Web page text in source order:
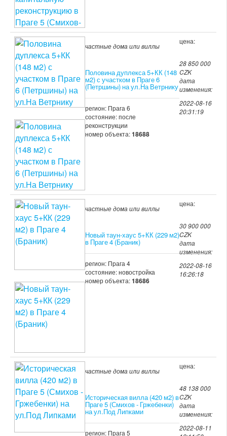
частные дома или виллы
Половина дуплекса 5+КК (148
м2) с участком в Праге 6
(Петршины) на ул.На Ветрнику
регион: Прага 6
состояние: после
реконструкции
номер объекта:18688
цена:
28 850 000
CZK
дата
изменения:
2022-08-16
20:31:19
частные дома или виллы
Новый таун-хаус 5+КК (229 м2)
в Праге 4 (Браник)
регион: Прага 4
состояние: новостройка
номер объекта:18686
цена:
30 900 000
CZK
дата
изменения:
2022-08-16
16:26:18
частные дома или виллы
Историческая вилла (420 м2) в
Праге 5 (Смихов - Гржебенки)
на ул.Под Липками
регион: Прага 5
цена:
48 138 000
CZK
дата
изменения:
2022-08-11